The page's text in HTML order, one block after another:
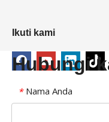
Ikuti kami
Hubungi
* Nama Anda